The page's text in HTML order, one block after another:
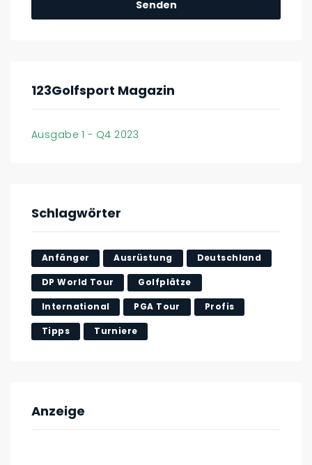
123Golfsport Magazin
Ausgabe 1 - Q4 2023
Schlagwörter
Anfänger Ausrüstung Deutschland
DP World Tour Golfplätze
International PGA Tour Profis
Tipps Turniere
Anzeige